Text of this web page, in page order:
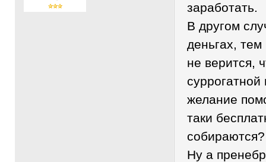
заработать.
В другом
деньгах, тем
не верится,
желание
таки
собираются?
Ну а